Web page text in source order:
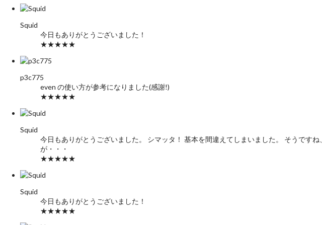
Squid
今日もありがとうございました！
★★★★★
p3c775
even の使い方が参考になりました(感謝!)
★★★★★
Squid
今日もありがとうございました。 シマッタ！ 基本を間違えてしまいました。 そうです
が・・・
★★★★★
Squid
今日もありがとうございました！
★★★★★